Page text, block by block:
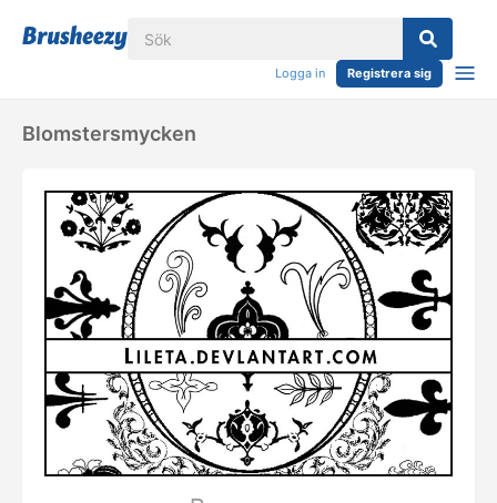
Logga in Registrera sig
Blomstersmycken